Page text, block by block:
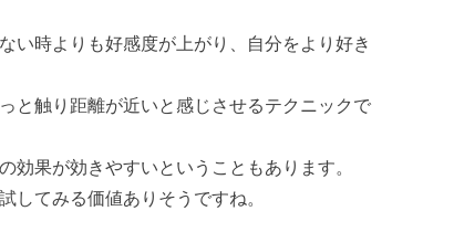
い時よりも好感度が上がり、自分をより好き
と触り距離が近いと感じさせるテクニックで
果が効きやすいということもあります。
してみる価値ありそうですね。